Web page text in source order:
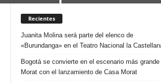
Recientes
Juanita Molina será parte del elenco de
«Burundanga» en el Teatro Nacional la
Bogotá se convierte en el escenario más grande
Morat con el lanzamiento de Casa Morat